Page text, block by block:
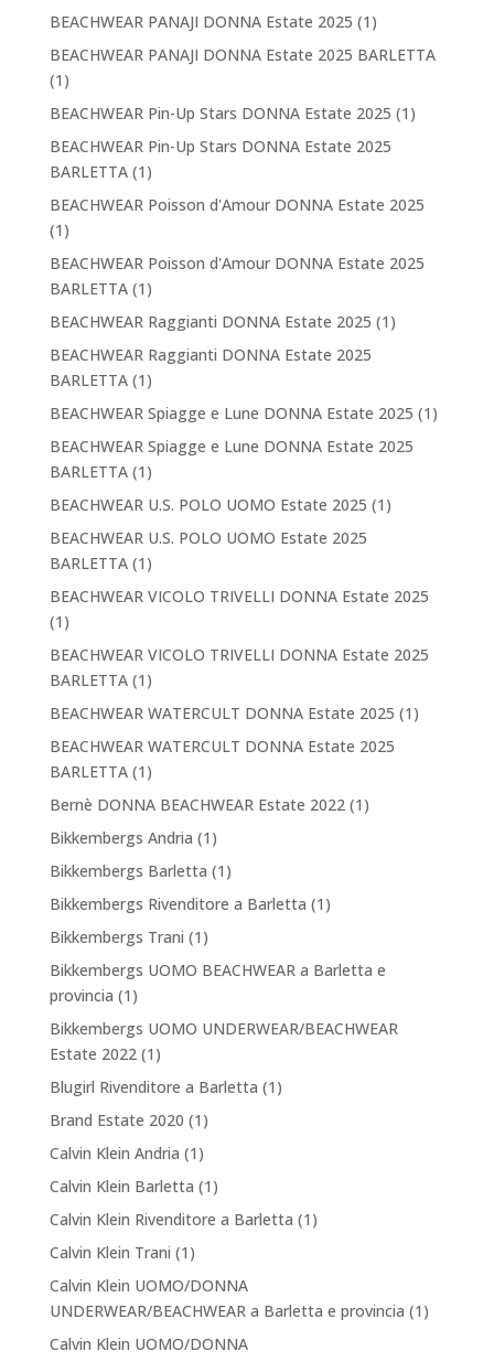
BEACHWEAR PANAJI DONNA Estate 2025 (1)
BEACHWEAR PANAJI DONNA Estate 2025 BARLETTA
(1)
BEACHWEAR Pin-Up Stars DONNA Estate 2025 (1)
BEACHWEAR Pin-Up Stars DONNA Estate 2025
BARLETTA(1)
BEACHWEAR Poisson d'Amour DONNA Estate 2025
(1)
BEACHWEAR Poisson d'Amour DONNA Estate 2025
BARLETTA(1)
BEACHWEAR Raggianti DONNA Estate 2025 (1)
BEACHWEAR Raggianti DONNA Estate 2025
BARLETTA(1)
BEACHWEAR Spiagge e Lune DONNA Estate 2025 (1)
BEACHWEAR Spiagge e Lune DONNA Estate 2025
BARLETTA(1)
BEACHWEAR U.S. POLO UOMO Estate 2025 (1)
BEACHWEAR U.S. POLO UOMO Estate 2025
BARLETTA(1)
BEACHWEAR VICOLO TRIVELLI DONNA Estate 2025
(1)
BEACHWEAR VICOLO TRIVELLI DONNA Estate 2025
BARLETTA(1)
BEACHWEAR WATERCULT DONNA Estate 2025 (1)
BEACHWEAR WATERCULT DONNA Estate 2025
BARLETTA(1)
Bernè DONNA BEACHWEAR Estate 2022(1)
Bikkembergs Andria (1)
Bikkembergs Barletta (1)
Bikkembergs Rivenditore a Barletta (1)
Bikkembergs Trani (1)
Bikkembergs UOMO BEACHWEAR a Barletta e
provincia (1)
Bikkembergs UOMO UNDERWEAR/BEACHWEAR
Estate 2022(1)
Blugirl Rivenditore a Barletta (1)
Brand Estate 2020 (1)
Calvin Klein Andria (1)
Calvin Klein Barletta (1)
Calvin Klein Rivenditore a Barletta (1)
Calvin Klein Trani (1)
Calvin Klein UOMO/DONNA
UNDERWEAR/BEACHWEAR a Barletta e provincia (1)
Calvin Klein UOMO/DONNA